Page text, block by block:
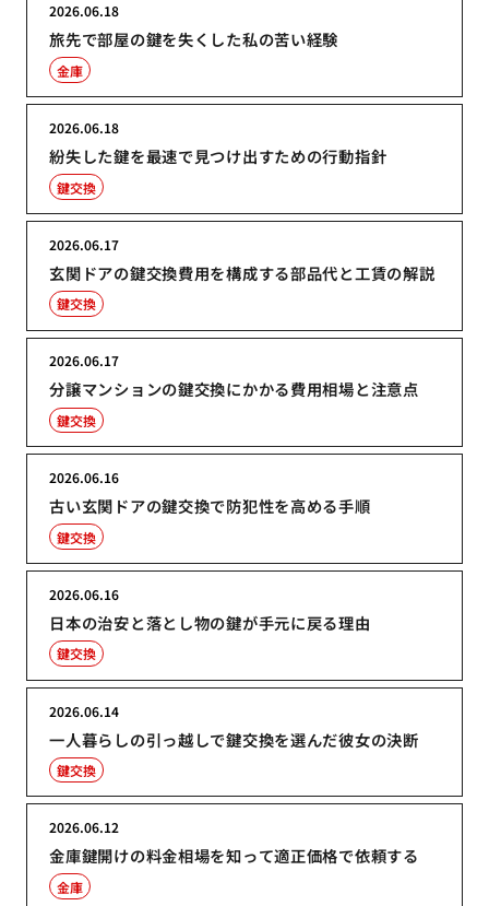
旅先で部屋の鍵を失くした私の苦い経験
2026.06.18
金庫
紛失した鍵を最速で見つけ出すための行動指針
2026.06.18
鍵交換
玄関ドアの鍵交換費用を構成する部品代と工賃の解説
2026.06.17
鍵交換
分譲マンションの鍵交換にかかる費用相場と注意点
2026.06.17
鍵交換
古い玄関ドアの鍵交換で防犯性を高める手順
2026.06.16
鍵交換
日本の治安と落とし物の鍵が手元に戻る理由
2026.06.16
鍵交換
一人暮らしの引っ越しで鍵交換を選んだ彼女の決断
2026.06.14
鍵交換
金庫鍵開けの料金相場を知って適正価格で依頼する
2026.06.12
金庫